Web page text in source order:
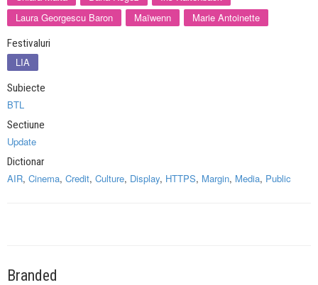
Laura Georgescu Baron
Maïwenn Marie Antoinette
Festivaluri
LIA
Subiecte
BTL
Sectiune
Update
Dictionar
AIR, Cinema, Credit, Culture, Display, HTTPS, Margin, Media, Public
Branded